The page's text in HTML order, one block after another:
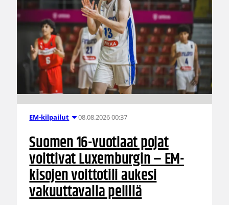
EM-kilpailut 08.08.2026 00:37
Suomen 16-vuotiaat pojat
voittivat Luxemburgin – EM-
kisojen voittotili aukesi
vakuuttavalla pelillä